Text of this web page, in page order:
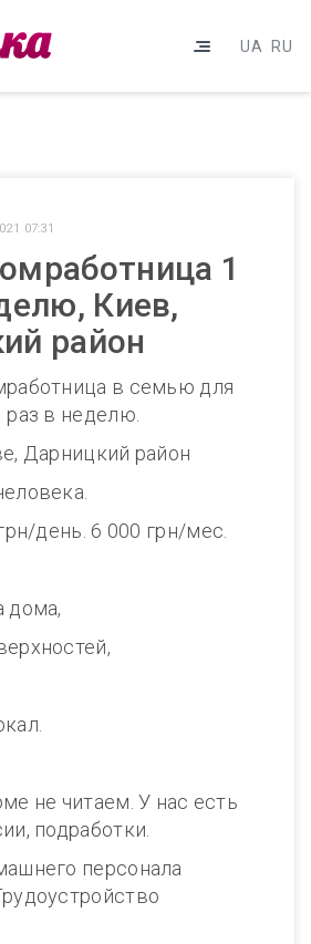
UA RU
07:31
1
Киев,
район
в семью для
в неделю.
Дарницкий район
день. 6 000 грн/мес.
дома,
не читаем. У нас есть
подработки.
персонала